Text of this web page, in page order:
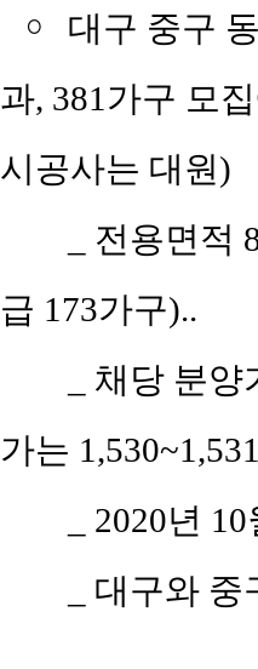
￮
대구 중구
과, 381가구 모
시공사는 대원)
_ 전용면
급 173가구)..
_ 채당 분
가는
_ 2020년
_ 대구와